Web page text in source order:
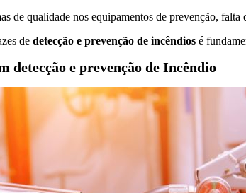
de qualidade nos equipamentos de prevenção,
de detecção e prevenção de incêndios é
detecção e prevenção de Incêndio